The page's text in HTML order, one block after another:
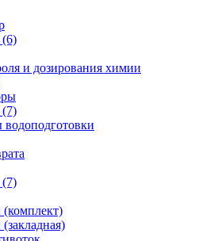
(6)
и дозирования химии
(7)
(7)